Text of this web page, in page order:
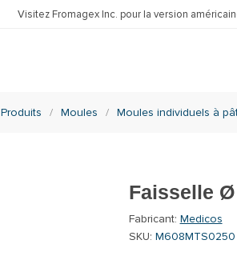
Visitez Fromagex Inc. pour la version
Produits / Moules / Moules individuels à
Faisselle Ø
Fabricant: Medicos
SKU: M608MTS0250